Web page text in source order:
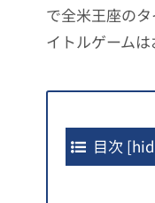
で全米王座の
イトルゲーム
目次 [